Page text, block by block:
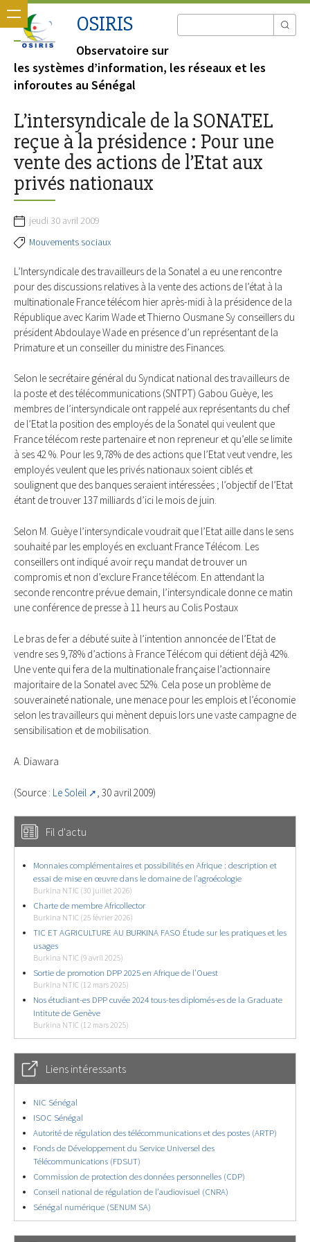
OSIRIS
Observatoire sur
les systèmes d’information, les réseaux et les
inforoutes au Sénégal
L’intersyndicale de la SONATEL
reçue à la présidence : Pour une
vente des actions de l’Etat aux
privés nationaux
jeudi 30 avril 2009
Mouvements sociaux
L’Intersyndicale des travailleurs de la Sonatel a eu une rencontre
pour des discussions relatives à la vente des actions de l’état à la
multinationale France télécom hier après-midi à la présidence de la
République avec Karim Wade et Thierno Ousmane Sy conseillers du
président Abdoulaye Wade en présence d’un représentant de la
Primature et un conseiller du ministre des Finances.
Selon le secrétaire général du Syndicat national des travailleurs de
la poste et des télécommunications (SNTPT) Gabou Guèye, les
membres de l’intersyndicale ont rappelé aux représentants du chef
de l’Etat la position des employés de la Sonatel qui veulent que
France télécom reste partenaire et non repreneur et qu’elle se limite
à ses 42 %. Pour les 9,78% de des actions que l’Etat veut vendre, les
employés veulent que les privés nationaux soient ciblés et
soulignent que des banques seraient intéressées ; l’objectif de l’Etat
étant de trouver 137 milliards d’ici le mois de juin.
Selon M. Guèye l’intersyndicale voudrait que l’Etat aille dans le sens
souhaité par les employés en excluant France Télécom. Les
conseillers ont indiqué avoir reçu mandat de trouver un
compromis et non d’exclure France télécom. En attendant la
seconde rencontre prévue demain, l’intersyndicale donne ce matin
une conférence de presse à 11 heurs au Colis Postaux
Le bras de fer a débuté suite à l’intention annoncée de l’Etat de
vendre ses 9,78% d’actions à France Télécom qui détient déjà 42%.
Une vente qui fera de la multinationale française l’actionnaire
majoritaire de la Sonatel avec 52%. Cela pose un problème de
souveraineté nationale, une menace pour les emplois et l’économie
selon les travailleurs qui mènent depuis lors une vaste campagne de
sensibilisation et de mobilisation.
A. Diawara
(Source : Le Soleil , 30 avril 2009)
Fil d'actu
Monnaies complémentaires et possibilités en Afrique : description et
essai de mise en œuvre dans le domaine de l’agroécologie
Burkina NTIC (30 juillet 2026)
Charte de membre Africollector
Burkina NTIC (25 février 2026)
TIC ET AGRICULTURE AU BURKINA FASO Étude sur les pratiques et les
usages
Burkina NTIC (9 avril 2025)
Sortie de promotion DPP 2025 en Afrique de l’Ouest
Burkina NTIC (12 mars 2025)
Nos étudiant-es DPP cuvée 2024 tous-tes diplomés-es de la Graduate
Intitute de Genève
Burkina NTIC (12 mars 2025)
Liens intéressants
NIC Sénégal
ISOC Sénégal
Autorité de régulation des télécommunications et des postes (ARTP)
Fonds de Développement du Service Universel des
Télécommunications (FDSUT)
Commission de protection des données personnelles (CDP)
Conseil national de régulation de l’audiovisuel (CNRA)
Sénégal numérique (SENUM SA)